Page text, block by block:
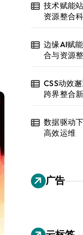
技术赋能
资源整合
边缘AI赋
合与资源
CSS动效
跨界整合
数据驱动
高效运维
广告